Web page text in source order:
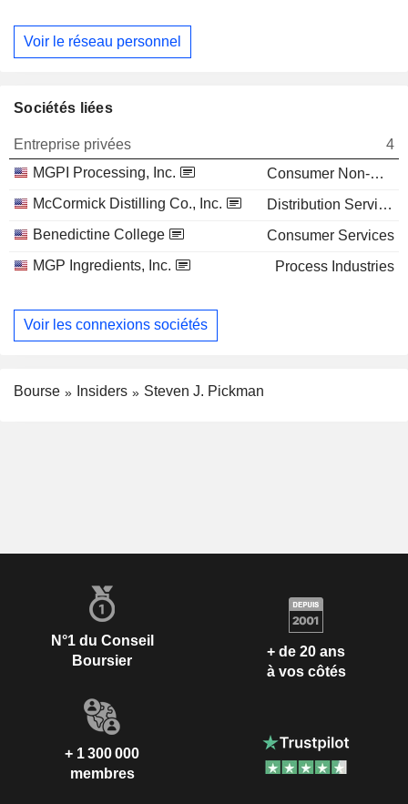
Voir le réseau personnel
Sociétés liées
Entreprise privées
4
MGPI Processing, Inc.
Consumer Non-Durables
McCormick Distilling Co., Inc.
Distribution Services
Benedictine College
Consumer Services
MGP Ingredients, Inc.
Process Industries
Voir les connexions sociétés
Bourse Insiders Steven J. Pickman
N°1 du Conseil
Boursier
+ de 20 ans
à vos côtés
+ 1 300 000
membres